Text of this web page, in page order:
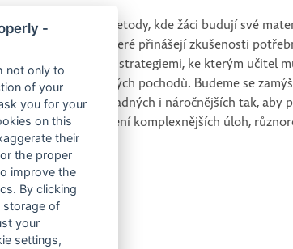
Hejného metody, kde žáci budují své
různé činnosti, které přinášejí zkušenosti
a dalšími strategiemi, ke kterým učitel
myšlenkových pochodů. Budeme se
tvorbu úloh snadných i náročnějších tak, aby
pro řešení komplexnějších úloh,
-
not only to
of your
you for your
on this
their
the proper
improve the
By clicking
storage of
your
settings,